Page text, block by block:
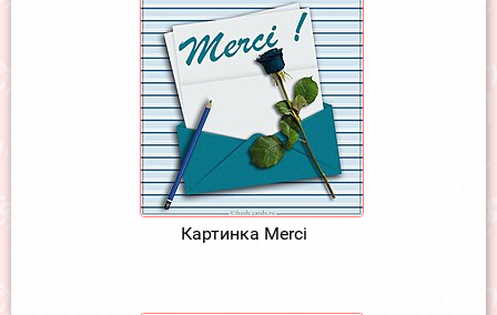
Картинка Merci